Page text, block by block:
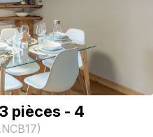
pièces - 4
)